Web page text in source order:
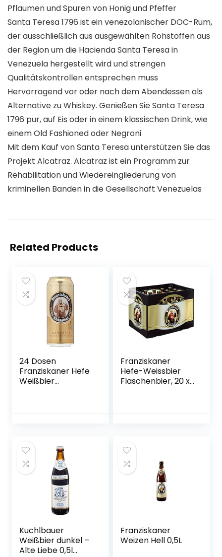
Pflaumen und Spuren von Honig und Pfeffer
Santa Teresa 1796 ist ein venezolanischer DOC-Rum,
der ausschließlich aus ausgewählten Rohstoffen aus
der Region um die Hacienda Santa Teresa in
Venezuela hergestellt wird und strengen
Qualitätskontrollen entsprechen muss
Hervorragend vor oder nach dem Abendessen als
Alternative zu Whiskey. Genießen Sie Santa Teresa
1796 pur, auf Eis oder in einem klassischen Drink, wie
einem Old Fashioned oder Negroni
Mit dem Kauf von Santa Teresa unterstützen Sie das
Projekt Alcatraz. Alcatraz ist ein Programm zur
Rehabilitation und Wiedereingliederung von
kriminellen Banden in die Gesellschaft Venezuelas
Related Products
24 Dosen
Franziskaner Hefe
Weißbier
Franziskaner
Hefe-Weissbier
Flaschenbier, 20 x
Kuchlbauer
Weißbier dunkel –
Alte Liebe 0,5l
Franziskaner
Weizen Hell 0,5L